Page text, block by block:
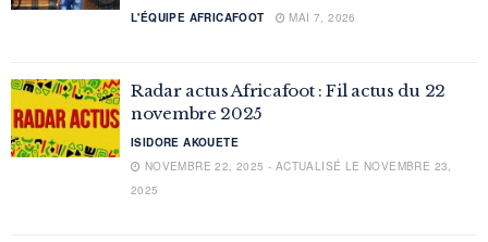
L'ÉQUIPE AFRICAFOOT MAI 7, 2026
Radar actus Africafoot : Fil actus du 22
novembre 2025
ISIDORE AKOUETE
NOVEMBRE 22, 2025 - ACTUALISÉ LE NOVEMBRE 23,
2025